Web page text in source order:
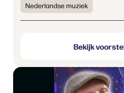
Nederlandse muziek
Bekijk